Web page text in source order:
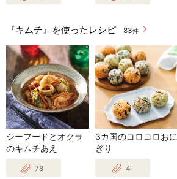
『キムチ』を使ったレシピ 83件
シーフードとオクラ
のキムチあえ
78
3カ国のコロコロおに
ぎり
4